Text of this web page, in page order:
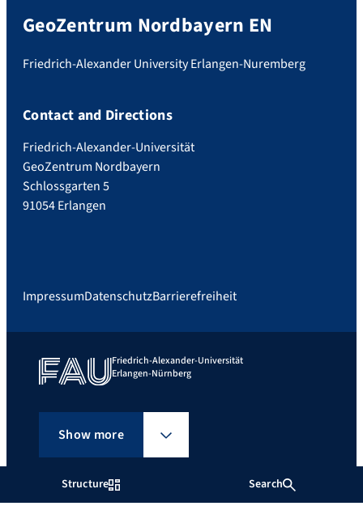
Structure Search
GeoZentrum Nordbayern EN
Friedrich-Alexander University Erlangen-Nuremberg
Contact and Directions
Friedrich-Alexander-Universität
GeoZentrum Nordbayern
Schlossgarten 5
91054 Erlangen
ImpressumDatenschutzBarrierefreiheit
Friedrich-Alexander-Universität
Erlangen-Nürnberg
Show more